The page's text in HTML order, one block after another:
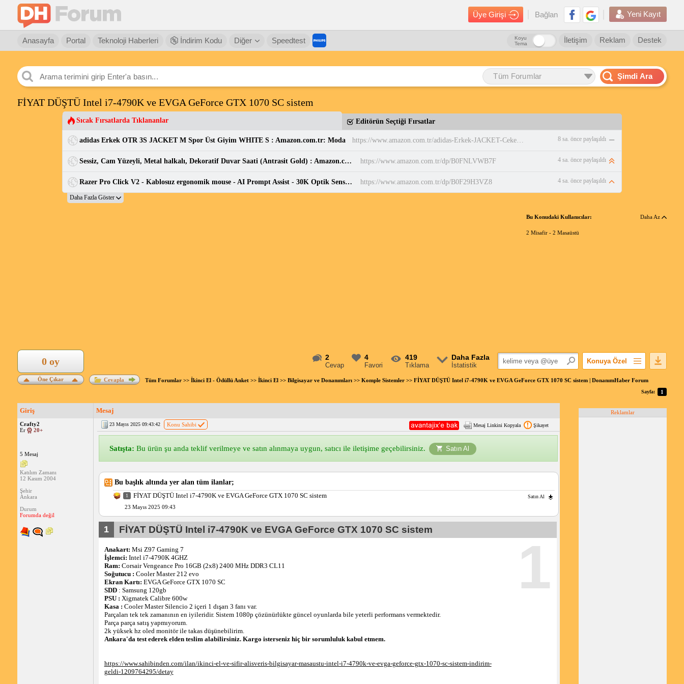
Üye Girişi Bağlan Yeni Kayıt
Anasayfa Portal Teknoloji Haberleri İndirim Kodu Diğer Speedtest Destek
Reklam
İletişim
Koyu
Tema
Tüm Forumlar Şimdi Ara
FİYAT DÜŞTÜ Intel i7-4790K ve EVGA GeForce GTX 1070 SC sistem
Sıcak Fırsatlarda Tıklananlar Editörün Seçtiği Fırsatlar
adidas Erkek OTR 3S JACKET M Spor Üst Giyim WHITE S : Amazon.com.tr: Moda https://www.amazon.com.tr/adidas-Erkek-JACKET-Ceket-WHITE/dp/B0DPBMQX1P 8 sa. önce paylaşıldı
Sessiz, Cam Yüzeyli, Metal halkalı, Dekoratif Duvar Saati (Antrasit Gold) : Amazon.com.tr: Ev ve Yaşam https://www.amazon.com.tr/dp/B0FNLVWB7F 4 sa. önce paylaşıldı
Razer Pro Click V2 - Kablosuz ergonomik mouse - AI Prompt Assist - 30K Optik Sensör - 3,5 ay pil ömrü (14 bölgeli Chroma RGB, HyperScroll eğilebilir mouse tekerleği) Siyah : Amazon.com.tr: Bilgisayar https://www.amazon.com.tr/dp/B0F29H3VZ8 4 sa. önce paylaşıldı
Bu Konudaki Kullanıcılar: Daha Az
2 Misafir - 2 Masaüstü
2
Cevap
4
Favori
419
Tıklama
Daha Fazla
İstatistik
Konuya Özel
Konuyu Açandan
Linkli Mesajlar
Öne Çıkar
0 oy
Cevapla Tüm Forumlar>> İkinci El - Ödüllü Anket>> İkinci El>> Bilgisayar ve Donanımları>> Komple Sistemler>> FİYAT DÜŞTÜ Intel i7-4790K ve EVGA GeForce GTX 1070 SC sistem | DonanımHaber Forum
Sayfa: 1
Giriş Mesaj
Crafty2
Er
20+
5 Mesaj
Katılım Zamanı
12 Kasım 2004
Şehir
Ankara
Durum
Forumda değil
23 Mayıs 2025 09:43:42 Konu Sahibi Mesaj Linkini Kopyala Şikayet
Satışta: Bu ürün şu anda teklif verilmeye ve satın alınmaya uygun, satıcı ile iletişime geçebilirsiniz. Satın Al
Bu başlık altında yer alan tüm ilanlar;
1 FİYAT DÜŞTÜ Intel i7-4790K ve EVGA GeForce GTX 1070 SC sistem Satın Al
23 Mayıs 2025 09:43
1
1 FİYAT DÜŞTÜ Intel i7-4790K ve EVGA GeForce GTX 1070 SC sistem
Anakart: Msi Z97 Gaming 7
İşlemci: Intel i7-4790K 4GHZ
Ram: Corsair Vengeance Pro 16GB (2x8) 2400 MHz DDR3 CL11
Soğutucu : Cooler Master 212 evo
Ekran Kartı: EVGA GeForce GTX 1070 SC
SDD: Samsung 120gb
PSU : Xigmatek Calibre 600w
Kasa : Cooler Master Silencio 2 içeri 1 dışarı 3 fanı var.
Parçaları tek tek zamanının en iyileridir. Sistem 1080p çözünürlükte güncel oyunlarda bile yeterli performans vermektedir.
Parça parça satış yapmıyorum.
2k yüksek hz oled monitör ile takas düşünebilirim.
Ankara'da test ederek elden teslim alabilirsiniz. Kargo isterseniz hiç bir sorumluluk kabul etmem.
https://www.sahibinden.com/ilan/ikinci-el-ve-sifir-alisveris-bilgisayar-masaustu-intel-i7-4790k-ve-evga-geforce-gtx-1070-sc-sistem-indirim-
geldi-1209764295/detay
Reklamlar